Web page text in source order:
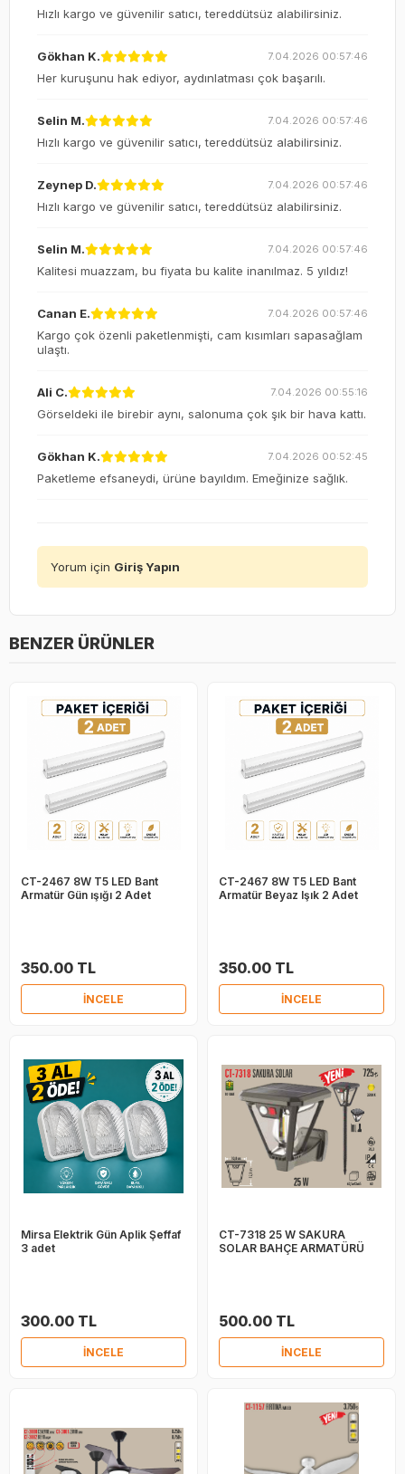
Hızlı kargo ve güvenilir satıcı, tereddütsüz alabilirsiniz.
Gökhan K. 7.04.2026 00:57:46
Her kuruşunu hak ediyor, aydınlatması çok başarılı.
Selin M. 7.04.2026 00:57:46
Hızlı kargo ve güvenilir satıcı, tereddütsüz alabilirsiniz.
Zeynep D. 7.04.2026 00:57:46
Hızlı kargo ve güvenilir satıcı, tereddütsüz alabilirsiniz.
Selin M. 7.04.2026 00:57:46
Kalitesi muazzam, bu fiyata bu kalite inanılmaz. 5 yıldız!
Canan E. 7.04.2026 00:57:46
Kargo çok özenli paketlenmişti, cam kısımları sapasağlam
ulaştı.
Ali C. 7.04.2026 00:55:16
Görseldeki ile birebir aynı, salonuma çok şık bir hava kattı.
Gökhan K. 7.04.2026 00:52:45
Paketleme efsaneydi, ürüne bayıldım. Emeğinize sağlık.
Yorum için Giriş Yapın
BENZER ÜRÜNLER
CT-2467 8W T5 LED Bant
Armatür Gün ışığı 2 Adet
350.00 TL
İNCELE
CT-2467 8W T5 LED Bant
Armatür Beyaz Işık 2 Adet
350.00 TL
İNCELE
Mirsa Elektrik Gün Aplik Şeffaf
3 adet
300.00 TL
İNCELE
CT-7318 25 W SAKURA
SOLAR BAHÇE ARMATÜRÜ
500.00 TL
İNCELE